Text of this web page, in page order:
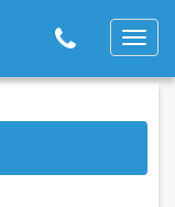
T
g
e